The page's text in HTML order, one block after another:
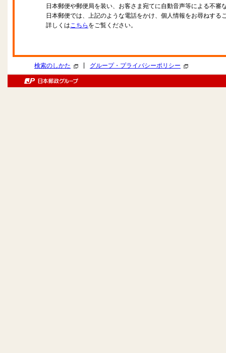
日本郵便や郵便局を装い、お客さま宛てに自動音声等による不審
日本郵便では、上記のような電話をかけ、個人情報をお尋ねする
詳しくはこちら をご覧ください。
検索のしかた グループ・プライバシーポリシー